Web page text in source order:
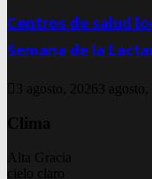
Centros de salud
Semana de la
3 agosto, 2026 3
Clima
Alta Gracia
cielo claro